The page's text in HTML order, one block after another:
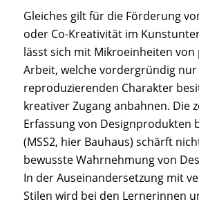
Gleiches gilt für die Förderung
oder Co-Kreativität im
lässt sich mit Mikroeinheiten
Arbeit, welche vordergründig nur
reproduzierenden Charakter
kreativer Zugang anbahnen. Die
Erfassung von Designprodukten
(MSS2, hier Bauhaus) schärft
bewusste Wahrnehmung von
In der Auseinandersetzung mit
Stilen wird bei den Lernerinnen